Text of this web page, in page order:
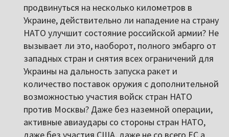
продвинуться на несколько километров в
Украине, действительно ли нападение на страну
НАТО улучшит состояние российской армии? Не
вызывает ли это, наоборот, полного эмбарго от
западных стран и снятия всех ограничений для
Украины на дальность запуска ракет и
количество поставок оружия с дополнительной
возможностью участия войск стран НАТО
против Москвы? Даже без наземной операции,
активные авиаудары со стороны стран НАТО,